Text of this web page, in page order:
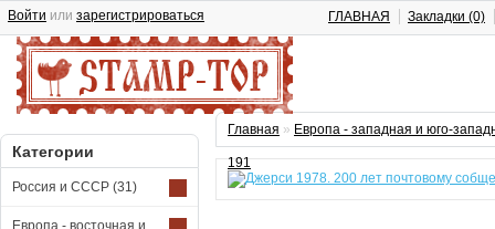
Войти или зарегистрироваться ГЛАВНАЯ Закладки (0)
Категории
Россия и СССР (31)
Европа - восточная и
Главная » Европа - западная и юго-
191